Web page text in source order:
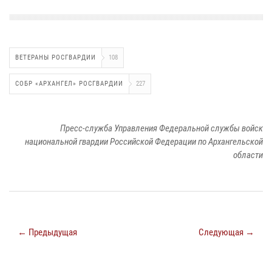
ВЕТЕРАНЫ РОСГВАРДИИ 108
СОБР «АРХАНГЕЛ» РОСГВАРДИИ 227
Пресс-служба Управления Федеральной службы войск
национальной гвардии Российской Федерации по Архангельской
области
← Предыдущая Следующая →